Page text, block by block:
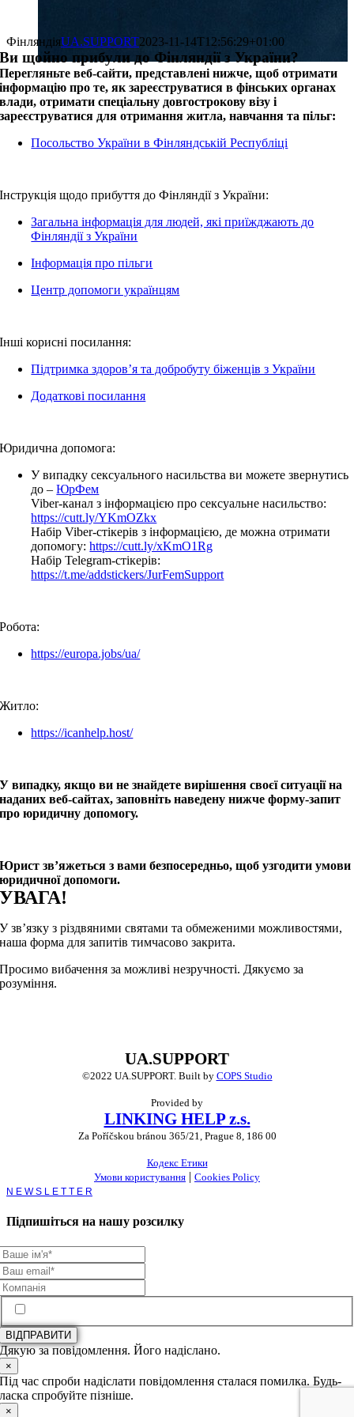
ФінляндіяUA.SUPPORT2023-11-14T12:56:29+01:00
Ви щойно прибули до Фінляндії з України?
Перегляньте веб-сайти, представлені нижче, щоб отримати
інформацію про те, як зареєструватися в фінських органах
влади, отримати спеціальну довгострокову візу і
зареєструватися для отримання житла, навчання та пільг:
Посольство України в Фінляндській Республіці
Інструкція щодо прибуття до Фінляндії з України:
Загальна інформація для людей, які приїжджають до
Фінляндії з України
Інформація про пільги
Центр допомоги українцям
Інші корисні посилання:
Підтримка здоров’я та добробуту біженців з України
Додаткові посилання
Юридична допомога:
У випадку сексуального насильства ви можете звернутись
до –ЮрФем
Viber-канал з інформацією про сексуальне насильство:
https://cutt.ly/YKmOZkx
Набір Viber-стікерів з інформацією, де можна отримати
допомогу:https://cutt.ly/xKmO1Rg
Набір Telegram-стікерів:
https://t.me/addstickers/JurFemSupport
Робота:
https://europa.jobs/ua/
Житло:
https://icanhelp.host/
У випадку, якщо ви не знайдете вирішення своєї ситуації на
наданих веб-сайтах, заповніть наведену нижче форму-запит
про юридичну допомогу.
Юрист зв’яжеться з вами безпосередньо, щоб узгодити умови
юридичної допомоги.
УВАГА!
У зв’язку з різдвяними святами та обмеженими можливостями,
наша форма для запитів тимчасово закрита.
Просимо вибачення за можливі незручності. Дякуємо за
розуміння.
UA.SUPPORT
©2022 UA.SUPPORT. Built by COPS Studio
Provided by
LINKING HELP z.s.
Za Poříčskou bránou 365/21, Prague 8, 186 00
Кодекс Етики
Умови користування | Cookies Policy
Toggle
Bar
Area
Підпишіться на нашу розсилку
ВІДПРАВИТИ
Дякую за повідомлення. Його надіслано.
×
Під час спроби надіслати повідомлення сталася помилка. Будь-
ласка спробуйте пізніше.
×